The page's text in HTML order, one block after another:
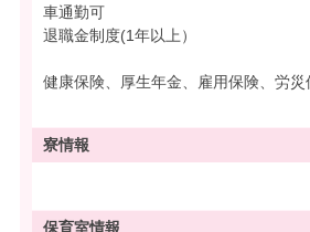
車通勤可
退職金制度(1年以上）
健康保険、厚生年金、雇用保険、労災
寮情報
保育室情報